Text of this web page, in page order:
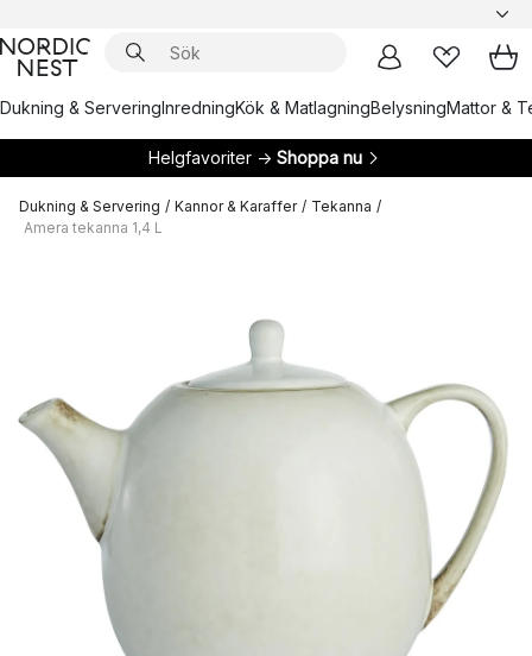
Dukning & ServeringInredningKök & MatlagningBelysningMattor &
Helgfavoriter → Shoppa nu
Dukning & Servering / Kannor & Karaffer / Tekanna /
Amera tekanna 1,4 L